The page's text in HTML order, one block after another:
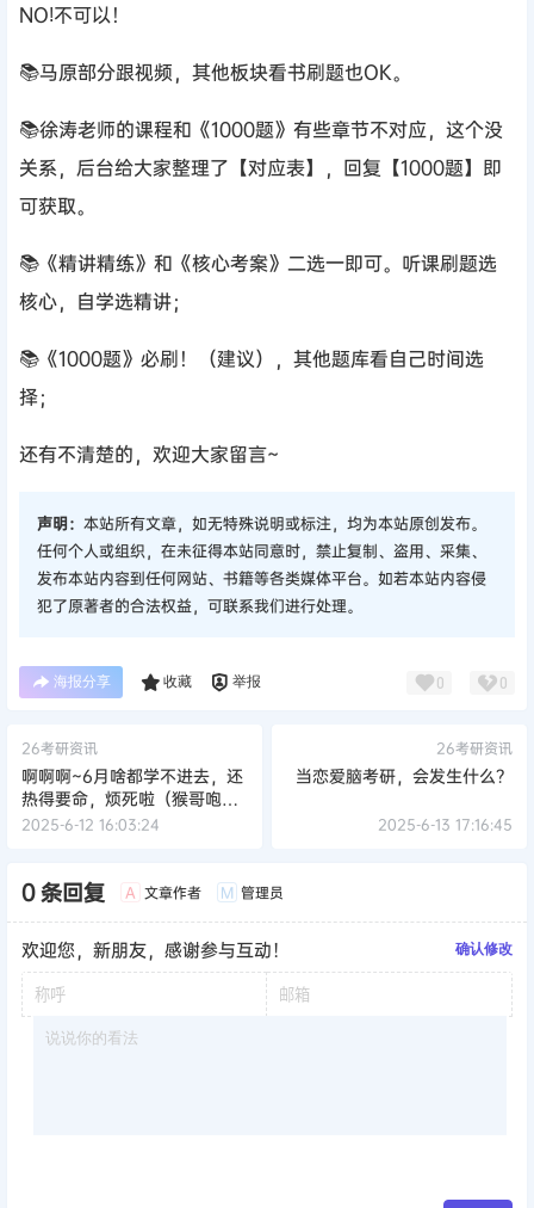
NO!不可以！
📚马原部分跟视频，其他板块看书刷题也OK。
📚徐涛老师的课程和《1000题》有些章节不对应，这个没
关系，后台给大家整理了【对应表】，回复【1000题】即
可获取。
📚《精讲精练》和《核心考案》二选一即可。听课刷题选
核心，自学选精讲；
📚《1000题》必刷！（建议），其他题库看自己时间选
择；
还有不清楚的，欢迎大家留言~
声明： 本站所有文章，如无特殊说明或标注，均为本站原创发布。
任何个人或组织，在未征得本站同意时，禁止复制、盗用、采集、
发布本站内容到任何网站、书籍等各类媒体平台。如若本站内容侵
犯了原著者的合法权益，可联系我们进行处理。
海报分享 收藏 举报 0 0
26考研资讯
啊啊啊~6月啥都学不进去，还
热得要命，烦死啦（猴哥咆
哮！）
2025-6-12 16:03:24
26考研资讯
当恋爱脑考研，会发生什么？
2025-6-13 17:16:45
0 条回复 A 文章作者 M 管理员
欢迎您，新朋友，感谢参与互动！ 确认修改